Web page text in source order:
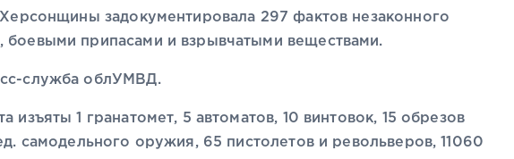
задокументировала 297 фактов незаконного
припасами и взрывчатыми веществами.
служба облУМВД.
изъяты 1 гранатомет, 5 автоматов, 10 винтовок, 15 обрезов
самодельного оружия, 65 пистолетов и револьверов, 11060